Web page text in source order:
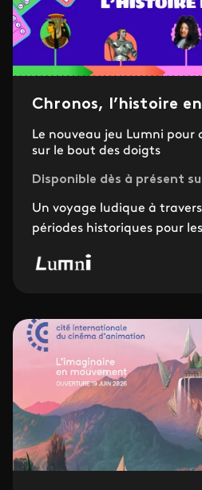
Chronos, l’histoire
Le nouveau jeu Lumni pour
sur le bout des doigts
Disponible dès à présent
Un voyage ludique à
périodes historiques pour